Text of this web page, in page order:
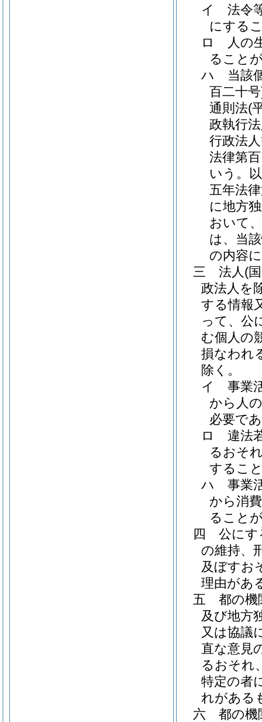
イ
法令
にする
ロ
人の
ること
ハ
当該
百二十
通則法(
政執行
行政法
法律第
いう。
五年法
に地方
おいて
は、当
の内容
三
法人(
政法人を
する情報
って、公
む個人の
損なわれ
除く。
イ
事業
から人
必要で
ロ
違法
るおそ
するこ
ハ
事業
から消
ること
四
公にす
の維持、
及ぼすお
理由があ
五
都の機
及び地方
又は協議
直な意見
るおそれ
特定の者
れがある
六
都の機